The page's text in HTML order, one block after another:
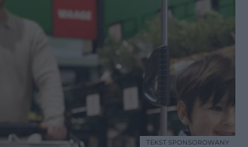
TEKST SPONSOROWANY